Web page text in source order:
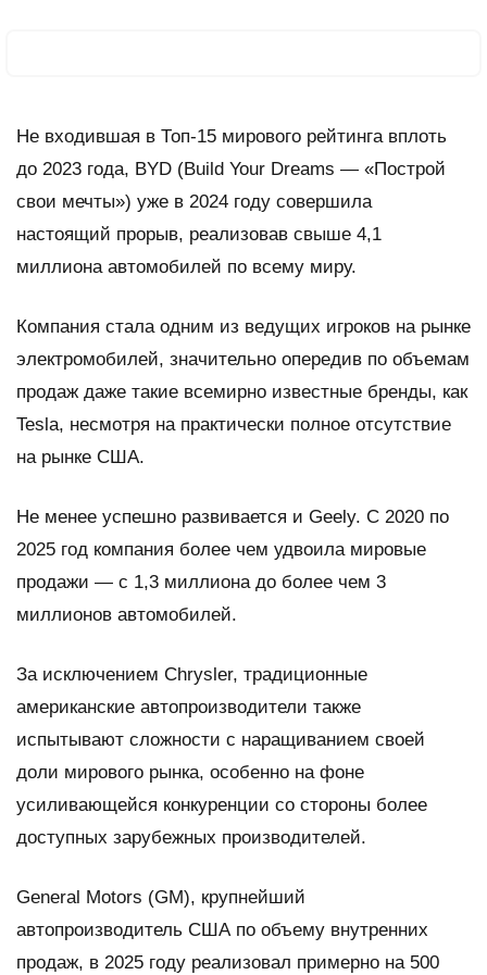
Не входившая в Топ-15 мирового рейтинга вплоть
до 2023 года, BYD (Build Your Dreams — «Построй
свои мечты») уже в 2024 году совершила
настоящий прорыв, реализовав свыше 4,1
миллиона автомобилей по всему миру.
Компания стала одним из ведущих игроков на рынке
электромобилей, значительно опередив по объемам
продаж даже такие всемирно известные бренды, как
Tesla, несмотря на практически полное отсутствие
на рынке США.
Не менее успешно развивается и Geely. С 2020 по
2025 год компания более чем удвоила мировые
продажи — с 1,3 миллиона до более чем 3
миллионов автомобилей.
За исключением Chrysler, традиционные
американские автопроизводители также
испытывают сложности с наращиванием своей
доли мирового рынка, особенно на фоне
усиливающейся конкуренции со стороны более
доступных зарубежных производителей.
General Motors (GM), крупнейший
автопроизводитель США по объему внутренних
продаж, в 2025 году реализовал примерно на 500